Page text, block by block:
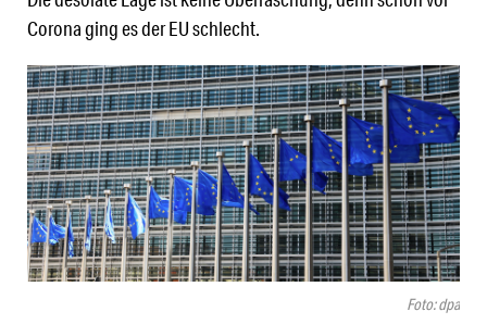
Foto: dpa
Corona ging es der EU schlecht.